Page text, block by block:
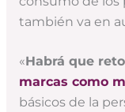
también va en
«Habrá que
marcas como
básicos de la